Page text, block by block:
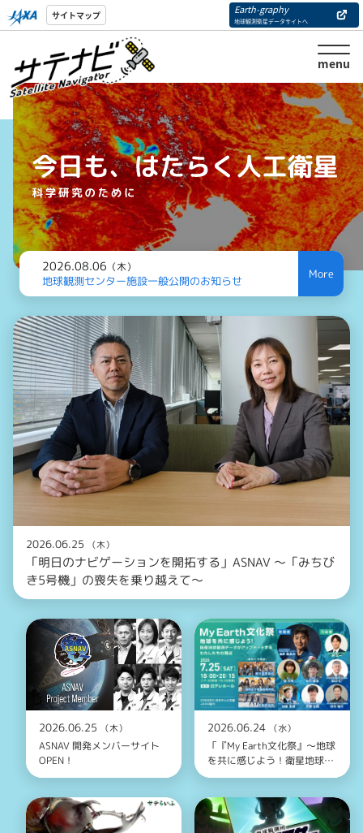
サイトマップ Earth-graphy
地球観測衛星データサイトへ
menu
2026.08.06 （木）
地球観測センター施設一般公開のお知らせ
2026.06.25 （木）
「明日のナビゲーションを開拓する」ASNAV ～「みちび
き5号機」の喪失を乗り越えて～
2026.06.25 （木）
ASNAV 開発メンバーサイト
OPEN！
2026.06.24 （水）
「『My Earth文化祭』～地球
を共に感じよう！衛星地球観
測データがアップデートする
7月25日開催のお知らせ